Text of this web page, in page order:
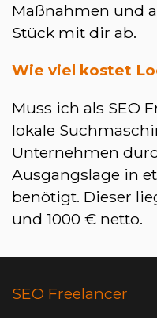
Maßnahmen und
Stück mit dir ab.
Wie viel kostet
Muss ich als SEO
lokale
Unternehmen
Ausgangslage in
benötigt. Dieser
und 1000 € netto.
SEO Freelancer